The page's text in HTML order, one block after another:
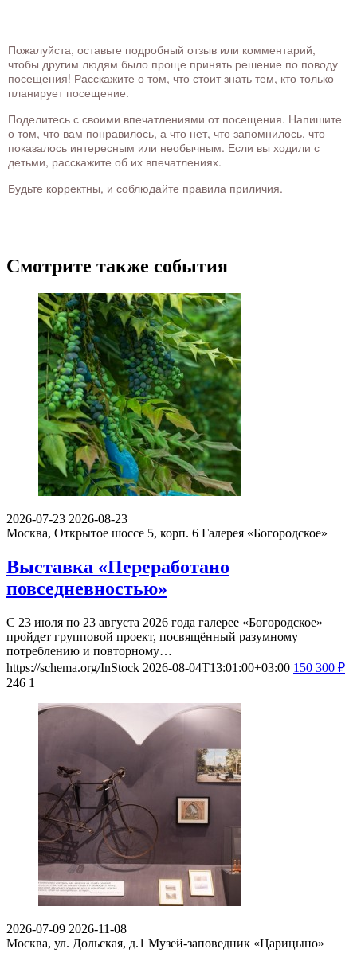
Пожалуйста, оставьте подробный отзыв или комментарий,
чтобы другим людям было проще принять решение по поводу
посещения! Расскажите о том, что стоит знать тем, кто только
планирует посещение.
Поделитесь с своими впечатлениями от посещения. Напишите
о том, что вам понравилось, а что нет, что запомнилось, что
показалось интересным или необычным. Если вы ходили с
детьми, расскажите об их впечатлениях.
Будьте корректны, и соблюдайте правила приличия.
Смотрите также события
2026-07-23 2026-08-23
Москва, Открытое шоссе 5, корп. 6 Галерея «Богородское»
Выставка «Переработано
повседневностью»
С 23 июля по 23 августа 2026 года галерее «Богородское»
пройдет групповой проект, посвящённый разумному
потреблению и повторному…
https://schema.org/InStock 2026-08-04T13:01:00+03:00 150 300 ₽
246 1
2026-07-09 2026-11-08
Москва, ул. Дольская, д.1 Музей-заповедник «Царицыно»